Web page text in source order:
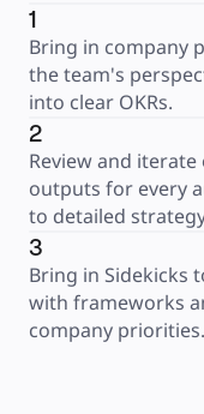
1
Bring in company
the team's
into clear OKRs.
2
Review and iterate
outputs for every
to detailed
3
Bring in Sidekicks
with frameworks
company priorities.